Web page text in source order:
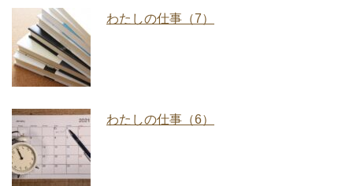
わたしの仕事（7）
わたしの仕事（6）